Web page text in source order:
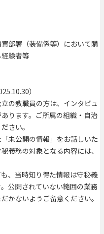
部署（装備係等）において購
験者等
）
の教職員の方は、インタビュ
ります。ご所属の組織・自治
さい。
未公開の情報」をお話しいた
義務の対象となる内容には、
、当時知り得た情報は守秘義
公開されていない範囲の業務
かないようご留意ください。